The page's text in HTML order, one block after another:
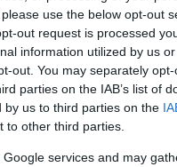
use the below opt-out
out request is processed
information utilized by us
out. You may separately
parties on the IAB’s list of
by us to third parties on the
to other third parties.
services and may
Ευρωπαική Ένωση.
ηλίθιος»
κριτική στην
που, όπως είπε,